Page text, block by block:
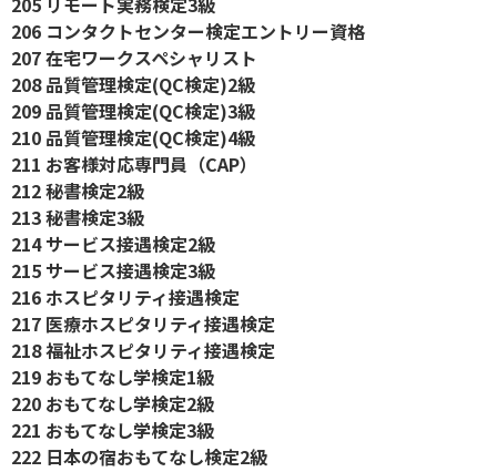
206 コンタクトセンター検定エントリー資格
207 在宅ワークスペシャリスト
208 品質管理検定(QC検定)2級
209 品質管理検定(QC検定)3級
210 品質管理検定(QC検定)4級
211 お客様対応専門員（CAP）
212 秘書検定2級
213 秘書検定3級
214 サービス接遇検定2級
215 サービス接遇検定3級
216 ホスピタリティ接遇検定
217 医療ホスピタリティ接遇検定
218 福祉ホスピタリティ接遇検定
219 おもてなし学検定1級
220 おもてなし学検定2級
221 おもてなし学検定3級
222 日本の宿おもてなし検定2級